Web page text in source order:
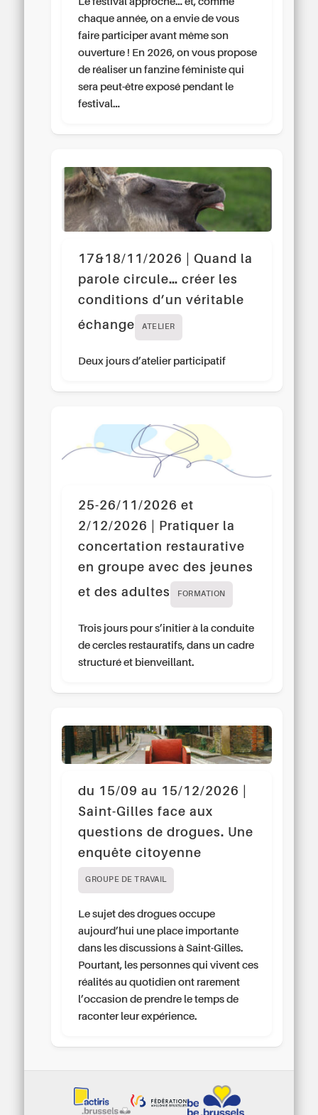
chaque année, on a envie de vous
faire participer avant même son
ouverture ! En 2026, on vous propose
de réaliser un fanzine féministe qui
sera peut-être exposé pendant le
festival…
17&18/11/2026 | Quand la
parole circule… créer les
conditions d’un véritable
échange
ATELIER
Deux jours d’atelier participatif
25-26/11/2026 et
2/12/2026 | Pratiquer la
concertation restaurative
en groupe avec des jeunes
et des adultes
FORMATION
Trois jours pour s’initier à la conduite
de cercles restauratifs, dans un cadre
structuré et bienveillant.
du 15/09 au 15/12/2026 |
Saint-Gilles face aux
questions de drogues. Une
enquête citoyenne
GROUPE DE TRAVAIL
Le sujet des drogues occupe
aujourd’hui une place importante
dans les discussions à Saint-Gilles.
Pourtant, les personnes qui vivent ces
réalités au quotidien ont rarement
l’occasion de prendre le temps de
raconter leur expérience.